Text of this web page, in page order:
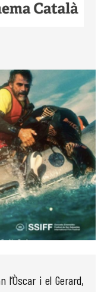
l’Òscar i el Gerard,